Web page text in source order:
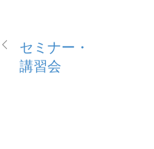
セミナー・
講習会